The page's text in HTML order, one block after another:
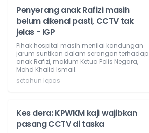
Penyerang anak Rafizi masih
belum dikenal pasti, CCTV tak
jelas - IGP
Pihak hospital masih menilai kandungan
jarum suntikan dalam serangan terhadap
anak Rafizi, maklum Ketua Polis Negara,
Mohd Khalid Ismail.
setahun lepas
Kes dera: KPWKM kaji wajibkan
pasang CCTV di taska